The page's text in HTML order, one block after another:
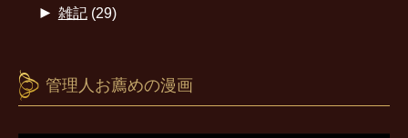
► 雑記(29)
管理人お薦めの漫画